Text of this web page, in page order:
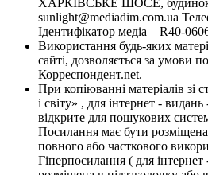
sunlight@mediadim.com.ua
Ідентифікатор медіа – R40-
Використання будь-яких
сайті, дозволяється за умови
Корреспондент.net.
При копіюванні матеріалів зі
і світу» , для інтернет -
відкрите для пошукових
Посилання має бути розміщена
повного або часткового
Гіперпосилання ( для